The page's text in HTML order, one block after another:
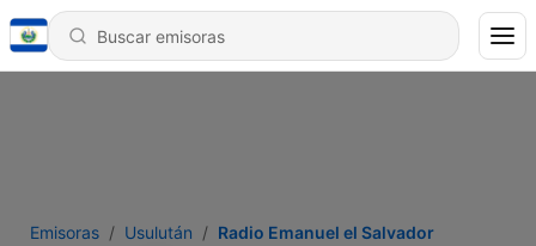
Emisoras Usulután Radio Emanuel el Salvador